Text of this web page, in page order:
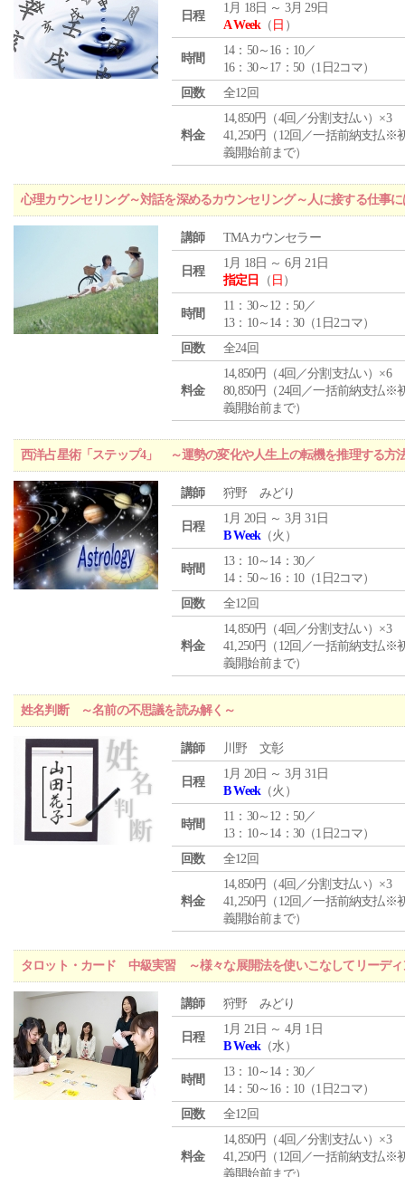
日程
1月 18日 ～ 3月 29日
A Week（ 日 ）
時間
14：50～16：10／
16：30～17：50（1日2コマ）
回数
全12回
料金
14,850円（4回／分割支払い）×3
41,250円（12回／一括前納支払※
義開始前まで）
心理カウンセリング～対話を深めるカウンセリング～人に接する仕事
講師 TMAカウンセラー
日程
1月 18日 ～ 6月 21日
指定日
（ 日 ）
時間
11：30～12：50／
13：10～14：30（1日2コマ）
回数
全24回
料金
14,850円（4回／分割支払い）×6
80,850円（24回／一括前納支払※
義開始前まで）
西洋占星術「ステップ4」 ～運勢の変化や人生上の転機を推理する方
講師 狩野 みどり
日程
1月 20日 ～ 3月 31日
B Week（火）
時間
13：10～14：30／
14：50～16：10（1日2コマ）
回数
全12回
料金
14,850円（4回／分割支払い）×3
41,250円（12回／一括前納支払※
義開始前まで）
姓名判断 ～名前の不思議を読み解く～
講師 川野 文彰
日程
1月 20日 ～ 3月 31日
B Week（火）
時間
11：30～12：50／
13：10～14：30（1日2コマ）
回数
全12回
料金
14,850円（4回／分割支払い）×3
41,250円（12回／一括前納支払※
義開始前まで）
タロット・カード 中級実習 ～様々な展開法を使いこなしてリーディ
講師 狩野 みどり
日程
1月 21日 ～ 4月 1日
B Week（水）
時間
13：10～14：30／
14：50～16：10（1日2コマ）
回数
全12回
料金
14,850円（4回／分割支払い）×3
41,250円（12回／一括前納支払※
義開始前まで）